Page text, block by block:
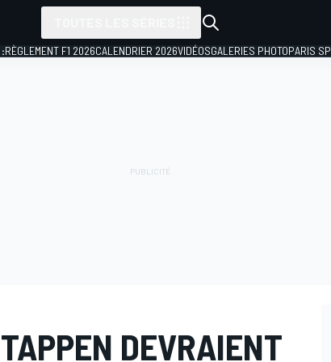
RÈGLEMENT F1 2026CALENDRIER 2026VIDÉOSGALERIES PHOTOPARIS
DEVRAIENT